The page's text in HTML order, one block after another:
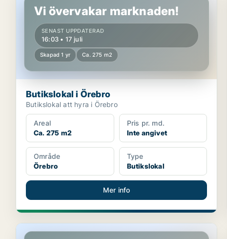
Vi övervakar marknaden!
SENAST UPPDATERAD
16:03 • 17 juli
Skapad 1 yr Ca. 275 m2
Butikslokal i Örebro
Butikslokal att hyra i Örebro
Areal
Ca. 275 m2
Pris pr. md.
Inte angivet
Område
Örebro
Type
Butikslokal
Mer info
Kontor i Örebro